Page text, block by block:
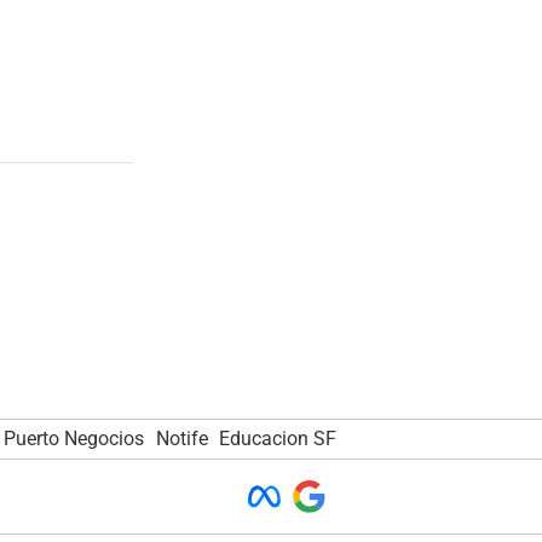
Puerto Negocios Notife Educacion SF